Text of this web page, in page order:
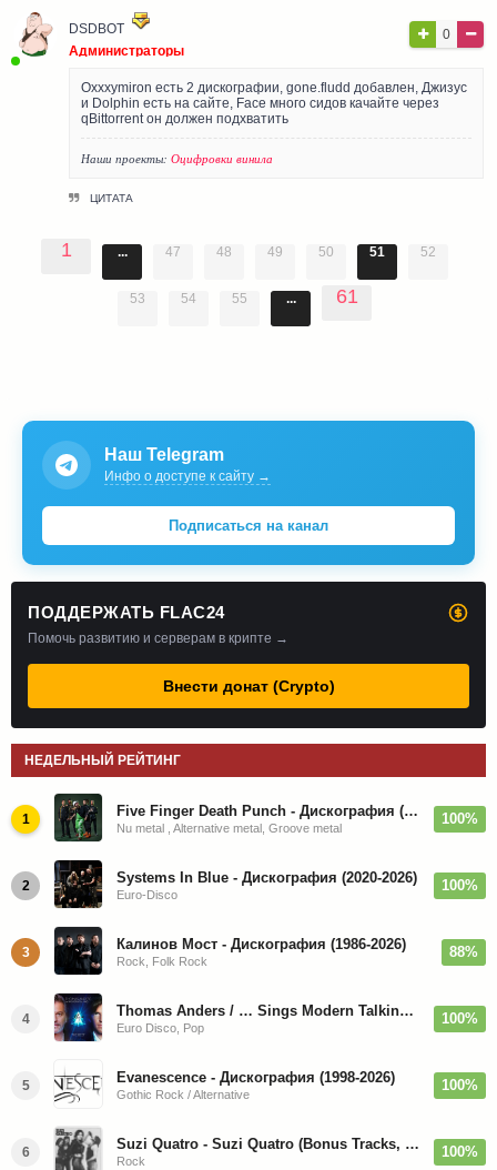
DSDBOT
Администраторы
0
Oxxxymiron есть 2 дискографии, gone.fludd добавлен, Джизус
и Dolphin есть на сайте, Face много сидов качайте через
qBittorrent он должен подхватить
Наши проекты: Оцифровки винила
ЦИТАТА
1 ... 47 48 49 50 51 52
53 54 55 ... 61
Наш Telegram
Инфо о доступе к сайту →
Подписаться на канал
ПОДДЕРЖАТЬ FLAC24
Помочь развитию и серверам в крипте →
Внести донат (Crypto)
НЕДЕЛЬНЫЙ РЕЙТИНГ
1 Five Finger Death Punch - Дискография (2008-2026)
Nu metal , Alternative metal, Groove metal
100%
2 Systems In Blue - Дискография (2020-2026)
Euro-Disco
100%
3 Калинов Мост - Дискография (1986-2026)
Rock, Folk Rock
88%
4 Thomas Anders / … Sings Modern Talking: The Best hi-res
Euro Disco, Pop
100%
5 Evanescence - Дискография (1998-2026)
Gothic Rock / Alternative
100%
6 Suzi Quatro - Suzi Quatro (Bonus Tracks, Remaster) 1973/2022
Rock
100%